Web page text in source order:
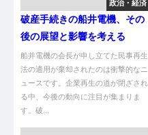
政治・経済
破産手続きの船井電機、その
後の展望と影響を考える
船井電機の会長が申し立てた民事再生
法の適用が棄却されたのは衝撃的なニ
ュースです。企業再生の道が閉ざされ
る中、今後の動向に注目が集まりま
す。破...